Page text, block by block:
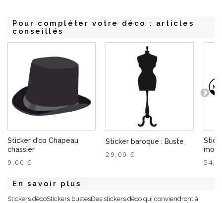
Pour compléter votre déco : articles
conseillés
Sticker d'co Chapeau
chassier
9,00 €
Sticker baroque : Buste
29,00 €
moi 2
En savoir plus
Stickers décoStickers bustesDes stickers déco qui conviendront à